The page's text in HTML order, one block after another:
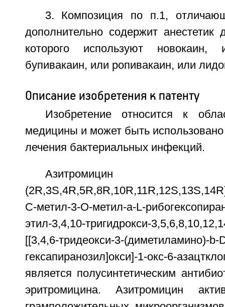
3. Композиция по п.1,
дополнительно содержит анестетик
которого используют
бупивакаин, или ропивакаин, или
Описание изобретения к патенту
Изобретение относится к
медицины и может быть
лечения бактериальных инфекций.
Азитромицин
C-метил-3-O-метил-а-L-
этил-3,4,10-тригидрокси-
[[3,4,6-тридеокси-3-(диметиламино)-b-
гексапиранозил]окси]-1-окс-6-
является полусинтетическим
эритромицина. Азитромицин